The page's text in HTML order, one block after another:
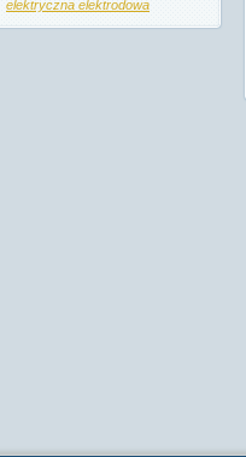
elektryczna elektrodowa